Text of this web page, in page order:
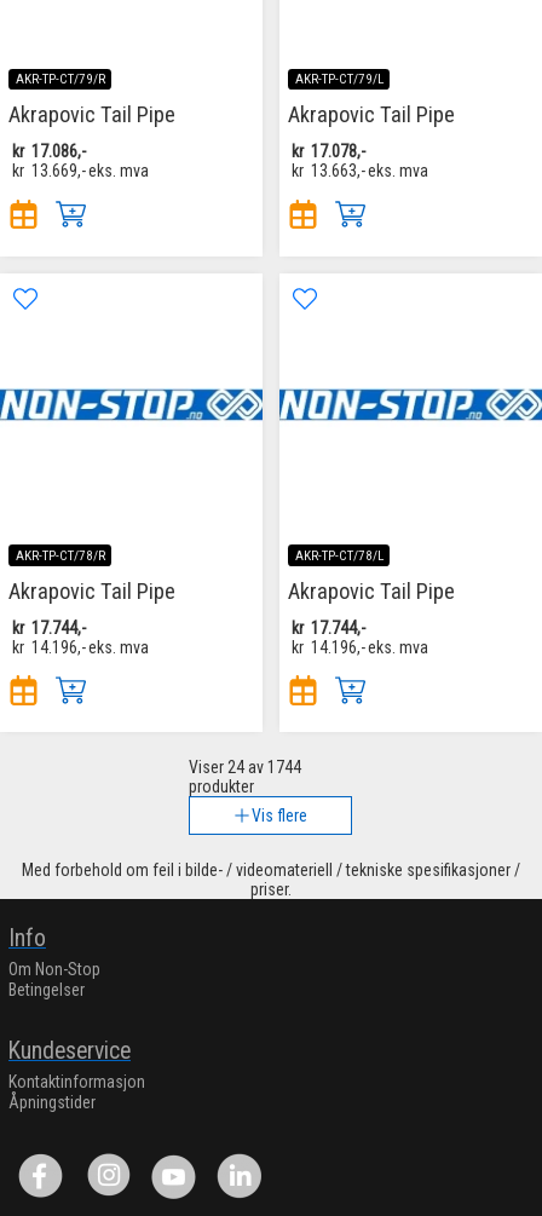
AKR-TP-CT/79/R
Akrapovic Tail Pipe
kr 17.086,-
kr 13.669,-eks. mva
AKR-TP-CT/79/L
Akrapovic Tail Pipe
kr 17.078,-
kr 13.663,-eks. mva
AKR-TP-CT/78/R
Akrapovic Tail Pipe
kr 17.744,-
kr 14.196,-eks. mva
AKR-TP-CT/78/L
Akrapovic Tail Pipe
kr 17.744,-
kr 14.196,-eks. mva
Viser 24av 1744
produkter
Vis flere
Med forbehold om feil i bilde- / videomateriell / tekniske spesifikasjoner /
priser.
Info
Om Non-Stop
Betingelser
Kundeservice
Kontaktinformasjon
Åpningstider